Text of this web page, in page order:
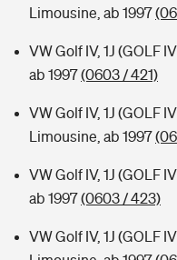
Tools
Kinderunfall-Check: Mehr
Typklassen: So ist Ihr
Limousine, ab 1997
VW Golf IV, 1J (GOLF
ab 1997(0603 / 421)
VW Golf IV, 1J (GOLF
Limousine, ab 1997
VW Golf IV, 1J (GOLF
ab 1997(0603 / 423)
VW Golf IV, 1J (GOLF